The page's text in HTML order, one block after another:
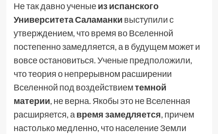
Не так давно ученыеиз испанского
Университета Саламанки выступили с
утверждением, что время во Вселенной
постепенно замедляется, а в будущем может и
вовсе остановиться. Ученые предположили,
что теория о непрерывном расширении
Вселенной под воздействиемтемной
материи, не верна. Якобы это не Вселенная
расширяется, авремя замедляется, причем
настолько медленно, что население Земли